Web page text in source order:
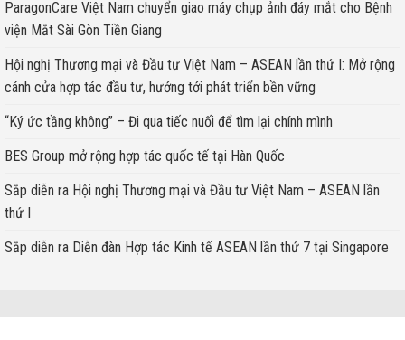
ParagonCare Việt Nam chuyển giao máy chụp ảnh đáy mắt cho Bệnh
viện Mắt Sài Gòn Tiền Giang
Hội nghị Thương mại và Đầu tư Việt Nam – ASEAN lần thứ I: Mở rộng
cánh cửa hợp tác đầu tư, hướng tới phát triển bền vững
“Ký ức tầng không” – Đi qua tiếc nuối để tìm lại chính mình
BES Group mở rộng hợp tác quốc tế tại Hàn Quốc
Sắp diễn ra Hội nghị Thương mại và Đầu tư Việt Nam – ASEAN lần
thứ I
Sắp diễn ra Diễn đàn Hợp tác Kinh tế ASEAN lần thứ 7 tại Singapore